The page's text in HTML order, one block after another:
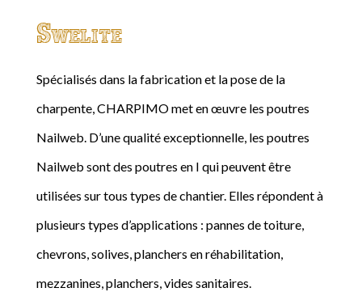
Swelite
Spécialisés dans la fabrication et la pose de la
charpente, CHARPIMO met en œuvre les poutres
Nailweb. D’une qualité exceptionnelle, les poutres
Nailweb sont des poutres en I qui peuvent être
utilisées sur tous types de chantier. Elles répondent à
plusieurs types d’applications : pannes de toiture,
chevrons, solives, planchers en réhabilitation,
mezzanines, planchers, vides sanitaires.